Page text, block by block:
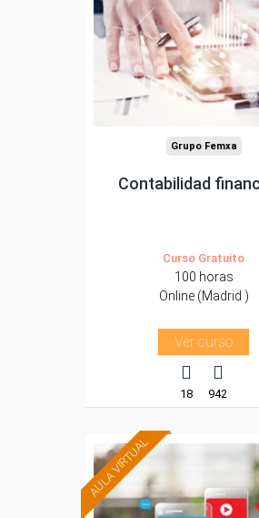
Para desempleados,
trabajadores y
autónomos de Madrid.
Para todos los sectores.
Grupo Femxa
Contabilidad
Curso Gratuito
100 horas
Online (Madrid )
Ver curso
18 942
AULA VIRTUAL Formación 100%
subvencionada.